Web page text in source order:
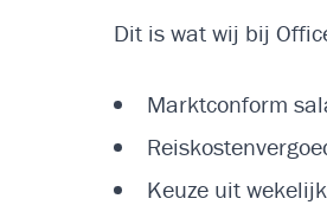
Dit is wat wij bij
Marktconform
Keuze uit